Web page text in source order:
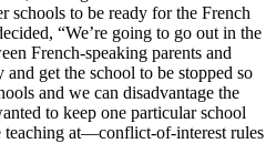
schools to be ready for the French
“We’re going to go out in the
French-speaking parents and
get the school to be stopped so
and we can disadvantage the
to keep one particular school
teaching at—conflict-of-interest rules